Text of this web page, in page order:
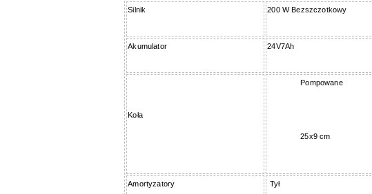
Silnik 200 W Bezszczotkowy
Akumulator 24V7Ah
Koła
Pompowane
25x9 cm
Amortyzatory Tył